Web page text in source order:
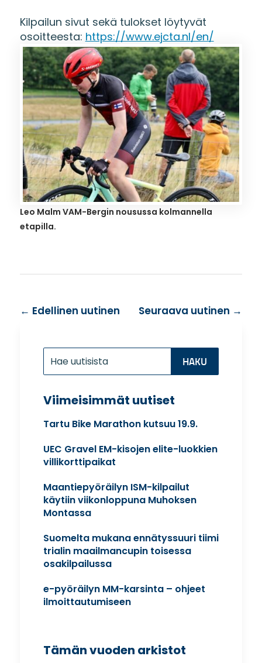
Kilpailun sivut sekä tulokset löytyvät
osoitteesta: https://www.ejcta.nl/en/
Leo Malm VAM-Bergin nousussa kolmannella
etapilla.
← Edellinen uutinen Seuraava uutinen →
Etsi:
for...
Viimeisimmät uutiset
Tartu Bike Marathon kutsuu 19.9.
UEC Gravel EM-kisojen elite-luokkien
villikorttipaikat
Maantiepyöräilyn ISM-kilpailut
käytiin viikonloppuna Muhoksen
Montassa
Suomelta mukana ennätyssuuri tiimi
trialin maailmancupin toisessa
osakilpailussa
e-pyöräilyn MM-karsinta – ohjeet
ilmoittautumiseen
Tämän vuoden arkistot